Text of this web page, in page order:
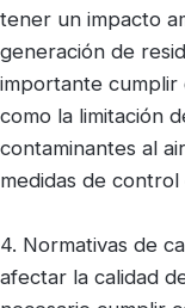
tener un impacto
generación de
importante cumplir
como la limitación
contaminantes al
medidas de control
4. Normativas de
afectar la calidad